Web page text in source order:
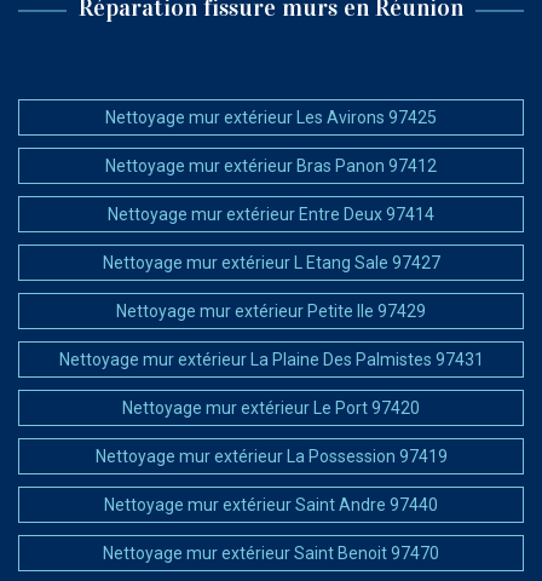
Réparation fissure murs en Réunion
Nettoyage mur extérieur Les Avirons 97425
Nettoyage mur extérieur Bras Panon 97412
Nettoyage mur extérieur Entre Deux 97414
Nettoyage mur extérieur L Etang Sale 97427
Nettoyage mur extérieur Petite Ile 97429
Nettoyage mur extérieur La Plaine Des Palmistes 97431
Nettoyage mur extérieur Le Port 97420
Nettoyage mur extérieur La Possession 97419
Nettoyage mur extérieur Saint Andre 97440
Nettoyage mur extérieur Saint Benoit 97470